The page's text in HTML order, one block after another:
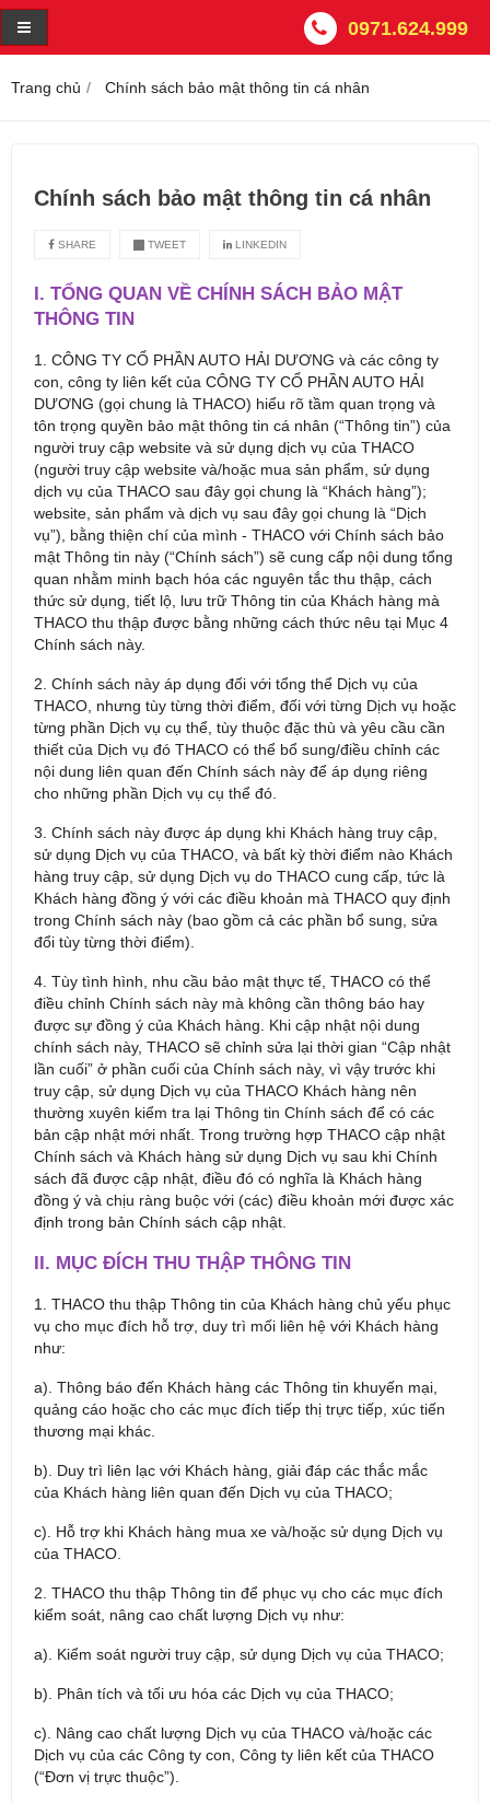
0971.624.999
Trang chủ Chính sách bảo mật thông tin cá nhân
Chính sách bảo mật thông tin cá nhân
SHARE TWEET LINKEDIN
I. TỔNG QUAN VỀ CHÍNH SÁCH BẢO MẬT
THÔNG TIN
1. CÔNG TY CỔ PHẦN AUTO HẢI DƯƠNG và các công ty
con, công ty liên kết của CÔNG TY CỔ PHẦN AUTO HẢI
DƯƠNG (gọi chung là THACO) hiểu rõ tầm quan trọng và
tôn trọng quyền bảo mật thông tin cá nhân (“Thông tin”) của
người truy cập website và sử dụng dịch vụ của THACO
(người truy cập website và/hoặc mua sản phẩm, sử dụng
dịch vụ của THACO sau đây gọi chung là “Khách hàng”);
website, sản phẩm và dịch vụ sau đây gọi chung là “Dịch
vụ”), bằng thiện chí của mình - THACO với Chính sách bảo
mật Thông tin này (“Chính sách”) sẽ cung cấp nội dung tổng
quan nhằm minh bạch hóa các nguyên tắc thu thập, cách
thức sử dụng, tiết lộ, lưu trữ Thông tin của Khách hàng mà
THACO thu thập được bằng những cách thức nêu tại Mục 4
Chính sách này.
2. Chính sách này áp dụng đối với tổng thể Dịch vụ của
THACO, nhưng tùy từng thời điểm, đối với từng Dịch vụ hoặc
từng phần Dịch vụ cụ thể, tùy thuộc đặc thù và yêu cầu cần
thiết của Dịch vụ đó THACO có thể bổ sung/điều chỉnh các
nội dung liên quan đến Chính sách này để áp dụng riêng
cho những phần Dịch vụ cụ thể đó.
3. Chính sách này được áp dụng khi Khách hàng truy cập,
sử dụng Dịch vụ của THACO, và bất kỳ thời điểm nào Khách
hàng truy cập, sử dụng Dịch vụ do THACO cung cấp, tức là
Khách hàng đồng ý với các điều khoản mà THACO quy định
trong Chính sách này (bao gồm cả các phần bổ sung, sửa
đổi tùy từng thời điểm).
4. Tùy tình hình, nhu cầu bảo mật thực tế, THACO có thể
điều chỉnh Chính sách này mà không cần thông báo hay
được sự đồng ý của Khách hàng. Khi cập nhật nội dung
chính sách này, THACO sẽ chỉnh sửa lại thời gian “Cập nhật
lần cuối” ở phần cuối của Chính sách này, vì vậy trước khi
truy cập, sử dụng Dịch vụ của THACO Khách hàng nên
thường xuyên kiểm tra lại Thông tin Chính sách để có các
bản cập nhật mới nhất. Trong trường hợp THACO cập nhật
Chính sách và Khách hàng sử dụng Dịch vụ sau khi Chính
sách đã được cập nhật, điều đó có nghĩa là Khách hàng
đồng ý và chịu ràng buộc với (các) điều khoản mới được xác
định trong bản Chính sách cập nhật.
II. MỤC ĐÍCH THU THẬP THÔNG TIN
1. THACO thu thập Thông tin của Khách hàng chủ yếu phục
vụ cho mục đích hỗ trợ, duy trì mối liên hệ với Khách hàng
như:
a). Thông báo đến Khách hàng các Thông tin khuyến mại,
quảng cáo hoặc cho các mục đích tiếp thị trực tiếp, xúc tiến
thương mại khác.
b). Duy trì liên lạc với Khách hàng, giải đáp các thắc mắc
của Khách hàng liên quan đến Dịch vụ của THACO;
c). Hỗ trợ khi Khách hàng mua xe và/hoặc sử dụng Dịch vụ
của THACO.
2. THACO thu thập Thông tin để phục vụ cho các mục đích
kiểm soát, nâng cao chất lượng Dịch vụ như:
a). Kiểm soát người truy cập, sử dụng Dịch vụ của THACO;
b). Phân tích và tối ưu hóa các Dịch vụ của THACO;
c). Nâng cao chất lượng Dịch vụ của THACO và/hoặc các
Dịch vụ của các Công ty con, Công ty liên kết của THACO
(“Đơn vị trực thuộc”).